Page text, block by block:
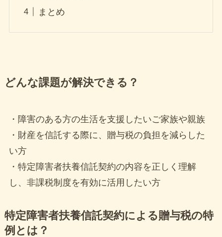
金融庁が公表した「NISA口座の利用
状況（2024年9月末時点）」のデー
暮らし・ライフスタイル
仙台市 就学援助制度を活用しよ
は、経済的な理由などにより就学が
困難と認めら...
More Read
まとめ
どんな課題が解決できる？
・障害のある方の生活を支援したいご家族や親族
・財産を信託する際に、贈与税の負担を減らした
い方
・特定障害者扶養信託契約の内容を正しく理解
し、非課税制度を有効に活用したい方
特定障害者扶養信託契約による贈与税の特
例とは？